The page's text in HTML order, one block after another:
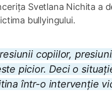
Svetlana Nichita a
bullyingului.
copiilor,
picior. Deci o
într-o intervenție